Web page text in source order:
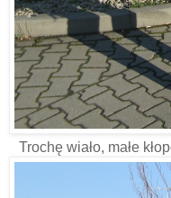
Trochę wiało, małe